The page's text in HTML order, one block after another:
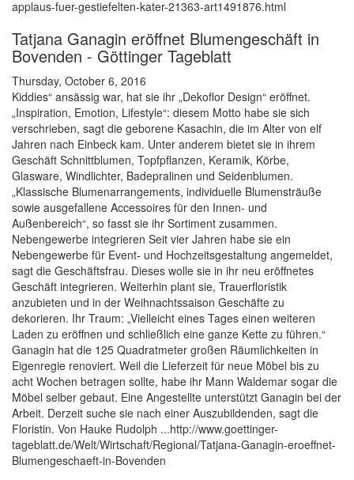
applaus-fuer-gestiefelten-kater-21363-art1491876.html
Tatjana Ganagin eröffnet Blumengeschäft in
Bovenden - Göttinger Tageblatt
Thursday, October 6, 2016
Kiddies“ ansässig war, hat sie ihr „Dekoflor Design“ eröffnet.
„Inspiration, Emotion, Lifestyle“: diesem Motto habe sie sich
verschrieben, sagt die geborene Kasachin, die im Alter von elf
Jahren nach Einbeck kam. Unter anderem bietet sie in ihrem
Geschäft Schnittblumen, Topfpflanzen, Keramik, Körbe,
Glasware, Windlichter, Badepralinen und Seidenblumen.
„Klassische Blumenarrangements, individuelle Blumensträuße
sowie ausgefallene Accessoires für den Innen- und
Außenbereich“, so fasst sie ihr Sortiment zusammen.
Nebengewerbe integrieren Seit vier Jahren habe sie ein
Nebengewerbe für Event- und Hochzeitsgestaltung angemeldet,
sagt die Geschäftsfrau. Dieses wolle sie in ihr neu eröffnetes
Geschäft integrieren. Weiterhin plant sie, Trauerfloristik
anzubieten und in der Weihnachtssaison Geschäfte zu
dekorieren. Ihr Traum: „Vielleicht eines Tages einen weiteren
Laden zu eröffnen und schließlich eine ganze Kette zu führen.“
Ganagin hat die 125 Quadratmeter großen Räumlichkeiten in
Eigenregie renoviert. Weil die Lieferzeit für neue Möbel bis zu
acht Wochen betragen sollte, habe ihr Mann Waldemar sogar die
Möbel selber gebaut. Eine Angestellte unterstützt Ganagin bei der
Arbeit. Derzeit suche sie nach einer Auszubildenden, sagt die
Floristin. Von Hauke Rudolph ...http://www.goettinger-
tageblatt.de/Welt/Wirtschaft/Regional/Tatjana-Ganagin-eroeffnet-
Blumengeschaeft-in-Bovenden